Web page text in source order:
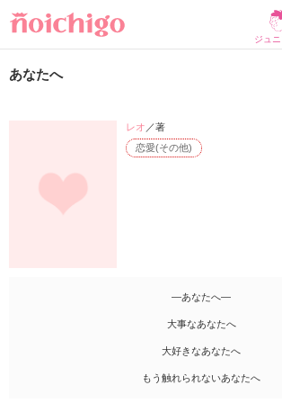
ジュ
あなたへ
恋愛(その他)
レオ ／著
―あなたへ―
大事なあなたへ
大好きなあなたへ
もう触れられないあなたへ